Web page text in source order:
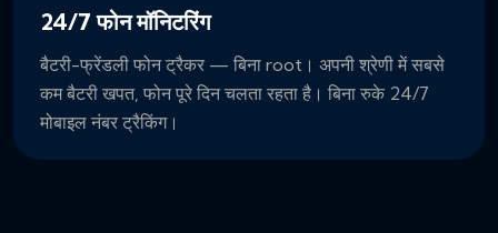
24/7 फोन मॉनिटरिंग
बैटरी-फ्रेंडली फोन ट्रैकर — बिना root। अपनी श्रेणी में सबसे
कम बैटरी खपत, फोन पूरे दिन चलता रहता है। बिना रुके 24/7
मोबाइल नंबर ट्रैकिंग।